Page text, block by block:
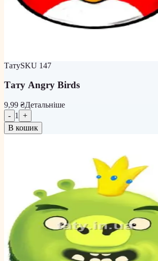
ТатуSKU 147
Тату Angry Birds
9,99 ₴Детальніше
- 1
+
В кошик